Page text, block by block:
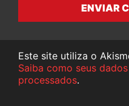
ENVIAR
Este site utiliza o
Saiba como seus
processados.